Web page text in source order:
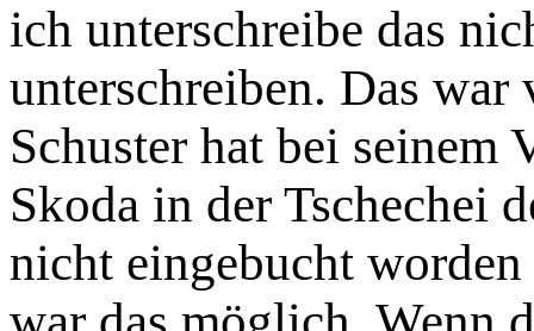
ich unterschreibe das
unterschreiben. Das
Schuster hat bei seinem
Skoda in der Tschechei
nicht eingebucht